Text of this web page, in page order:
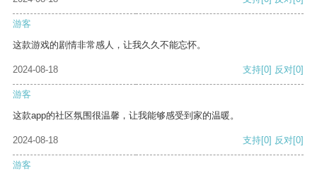
游客
这款游戏的剧情非常感人，让我久久不能忘怀。
2024-08-18 支持[0] 反对[0]
游客
这款app的社区氛围很温馨，让我能够感受到家的温暖。
2024-08-18 支持[0] 反对[0]
游客